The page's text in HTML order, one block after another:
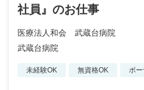
社員』のお仕事
医療法人和会 武蔵台病院
武蔵台病院
未経験OK 無資格OK ボ